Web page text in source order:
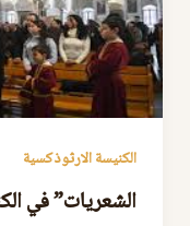
الكنيسة الارثوذكسية
الشعريات” في